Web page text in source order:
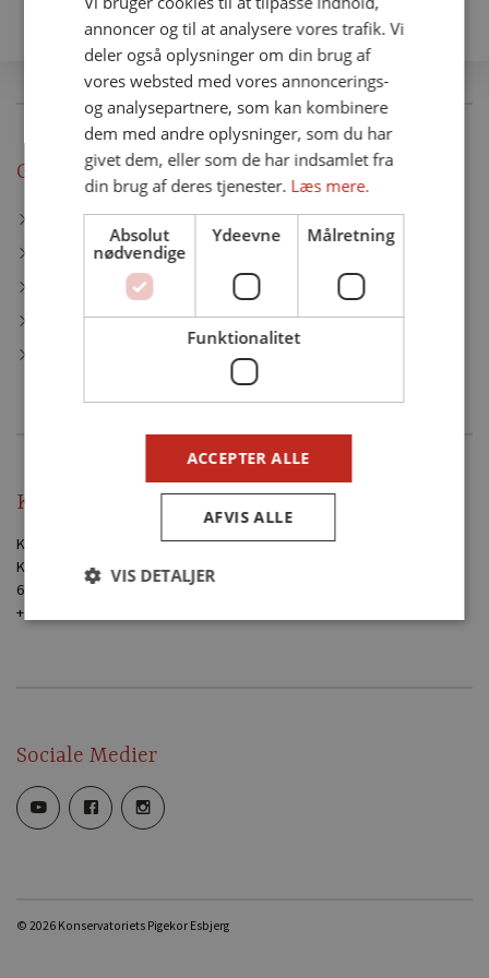
Genveje
Om Koret
Aktivitets Kalender
Book Pigekoret
Kontakt
Konservatoriets Pigekor Esbjerg
Kirkegade 61
6700 Esbjerg
+45 60 49 61 77
Sociale Medier
© 2026 Konservatoriets Pigekor Esbjerg
annoncer og til at analysere vores trafik. Vi
deler også oplysninger om din brug af
vores websted med vores annoncerings-
og analysepartnere, som kan kombinere
dem med andre oplysninger, som du har
givet dem, eller som de har indsamlet fra
din brug af deres tjenester. Læs mere.
Absolut
nødvendige
Ydeevne Målretning
Funktionalitet
ACCEPTER ALLE
AFVIS ALLE
VIS DETALJER